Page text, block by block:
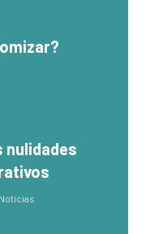
nulidades
Notícias